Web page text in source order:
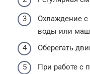
Охлаждение
воды или
Оберегать
При работе с